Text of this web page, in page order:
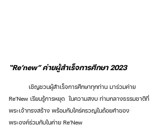
“Re’new” ค่ายผู้สำเร็จการศึกษา 2023
Re’New เรียนรู้การหยุด  ในความสงบ ท่ามกลางธรรมชาติที่
พระเจ้าทรงสร้าง พร้อมกับใคร่ครวญในถ้อยคำของ
พระองค์ร่วมกับในค่าย Re’New